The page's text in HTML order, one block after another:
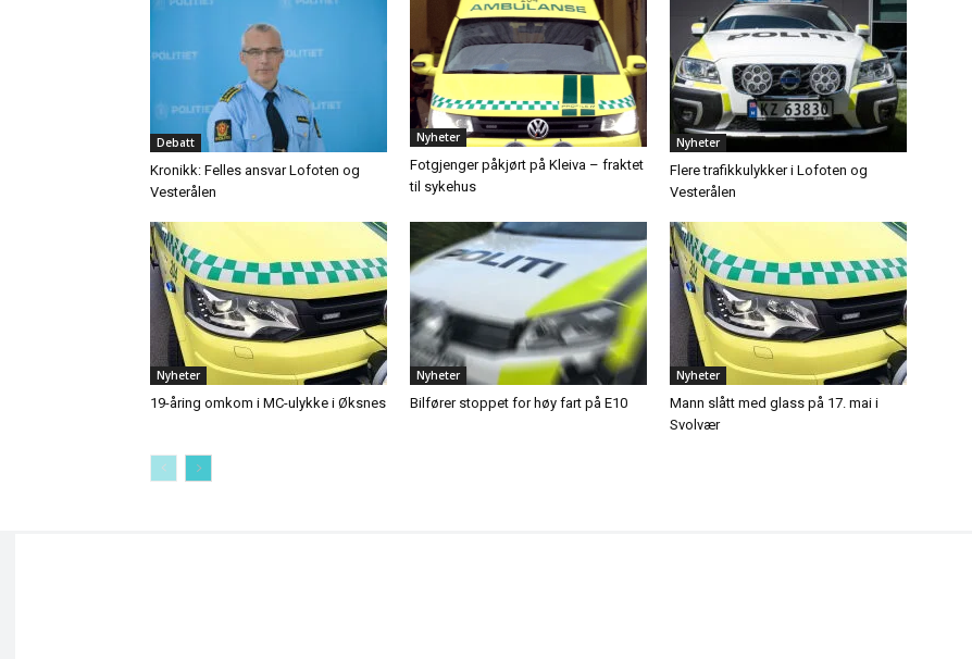
Debatt
Kronikk: Felles ansvar Lofoten og
Vesterålen
Nyheter
Fotgjenger påkjørt på Kleiva – fraktet
til sykehus
Nyheter
Flere trafikkulykker i Lofoten og
Vesterålen
Nyheter
19-åring omkom i MC-ulykke i Øksnes
Nyheter
Bilfører stoppet for høy fart på E10
Nyheter
Mann slått med glass på 17. mai i
Svolvær